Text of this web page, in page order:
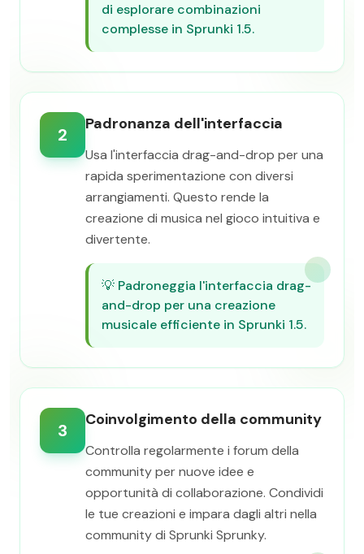
di esplorare combinazioni
complesse in Sprunki 1.5.
2
Padronanza dell'interfaccia
Usa l'interfaccia drag-and-drop per una
rapida sperimentazione con diversi
arrangiamenti. Questo rende la
creazione di musica nel gioco intuitiva e
divertente.
💡 Padroneggia l'interfaccia drag-
and-drop per una creazione
musicale efficiente in Sprunki 1.5.
3
Coinvolgimento della community
Controlla regolarmente i forum della
community per nuove idee e
opportunità di collaborazione. Condividi
le tue creazioni e impara dagli altri nella
community di Sprunki Sprunky.